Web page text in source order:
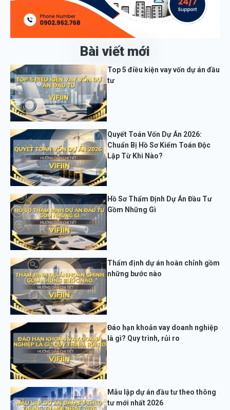
Bài viết mới
Top 5 điều kiện vay vốn dự án đầu
tư
Quyết Toán Vốn Dự Án 2026:
Chuẩn Bị Hồ Sơ Kiểm Toán Độc
Lập Từ Khi Nào?
Hồ Sơ Thẩm Định Dự Án Đầu Tư
Gồm Những Gì
Thẩm định dự án hoàn chỉnh gồm
những bước nào
Đáo hạn khoản vay doanh nghiệp
là gì? Quy trình, rủi ro
Mẫu lập dự án đầu tư theo thông
tư mới nhất 2026